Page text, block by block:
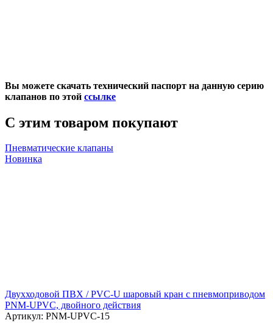
Вы можете скачать технический паспорт на данную серию
клапанов по этой ссылке
С этим товаром покупают
Пневматические клапаны
Новинка
Двухходовой ПВХ / PVC-U шаровый кран с пневмоприводом
PNM-UPVC, двойного действия
Артикул: PNM-UPVC-15